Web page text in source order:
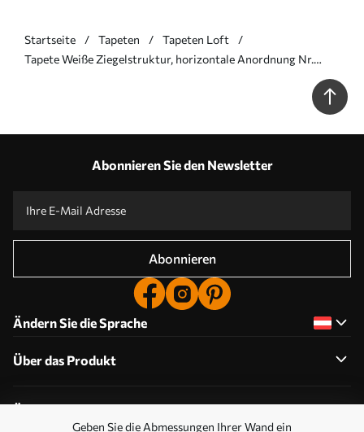
Geben Sie die Abmessungen Ihrer Wand ein
Startseite Tapeten
Tapeten Loft
Tapete Weiße Ziegelstruktur, horizontale Anordnung Nr.
Abonnieren Sie den Newsletter
Abonnieren
Ändern Sie die Sprache
Über das Produkt
Über das Unternehmen